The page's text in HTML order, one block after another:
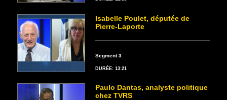
Isabelle Poulet, députée de
Pierre-Laporte
Segment 3
DURÉE: 13:21
Paulo Dantas, analyste politique
chez TVRS